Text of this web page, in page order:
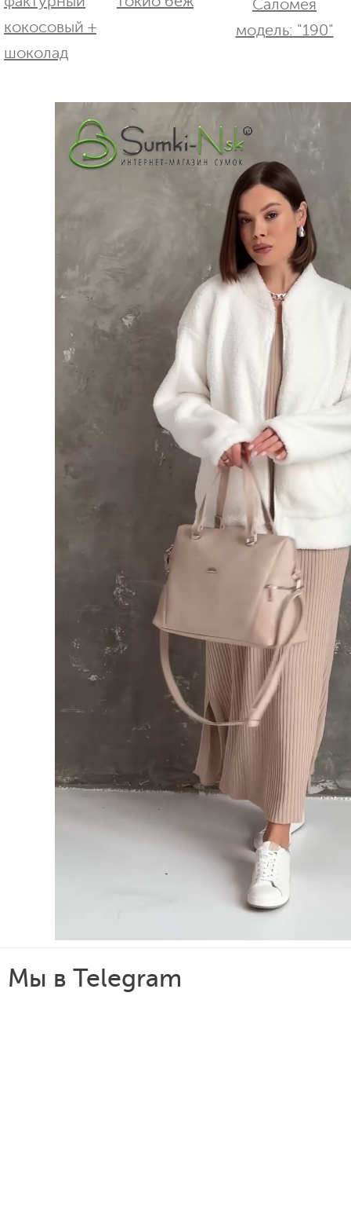
Саломея
модель: "190"
Мы в Telegram